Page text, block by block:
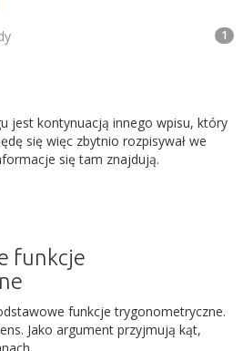
1
jest kontynuacją innego wpisu, który
się więc zbytnio rozpisywał we
się tam znajdują.
funkcje
funkcje trygonometryczne.
Jako argument przyjmują kąt,